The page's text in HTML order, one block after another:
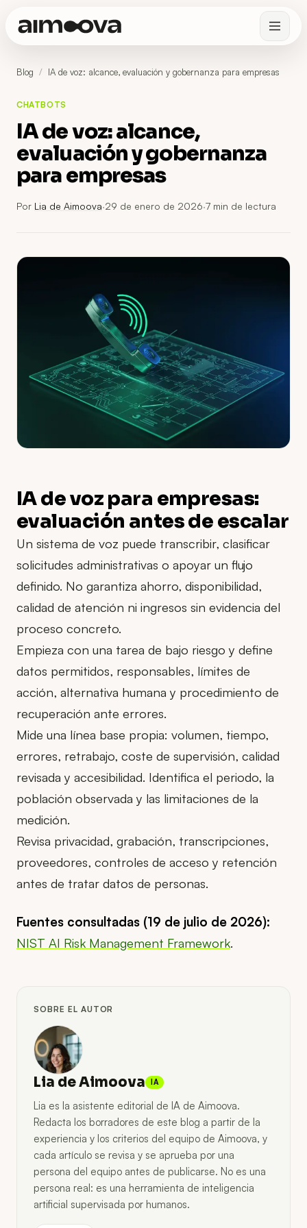
Blog / IA de voz: alcance, evaluación y gobernanza para empresas
CHATBOTS
IA de voz: alcance,
evaluación y gobernanza
para empresas
Por Lia de Aimoova·29 de enero de 2026·7 min de lectura
IA de voz para empresas:
evaluación antes de escalar
Un sistema de voz puede transcribir, clasificar
solicitudes administrativas o apoyar un flujo
definido. No garantiza ahorro, disponibilidad,
calidad de atención ni ingresos sin evidencia del
proceso concreto.
Empieza con una tarea de bajo riesgo y define
datos permitidos, responsables, límites de
acción, alternativa humana y procedimiento de
recuperación ante errores.
Mide una línea base propia: volumen, tiempo,
errores, retrabajo, coste de supervisión, calidad
revisada y accesibilidad. Identifica el periodo, la
población observada y las limitaciones de la
medición.
Revisa privacidad, grabación, transcripciones,
proveedores, controles de acceso y retención
antes de tratar datos de personas.
Fuentes consultadas (19 de julio de 2026):
NIST AI Risk Management Framework
SOBRE EL AUTOR
Lia de Aimoova IA
Lia es la asistente editorial de IA de Aimoova.
Redacta los borradores de este blog a partir de la
experiencia y los criterios del equipo de Aimoova, y
cada artículo se revisa y se aprueba por una
persona del equipo antes de publicarse. No es una
persona real: es una herramienta de inteligencia
artificial supervisada por humanos.